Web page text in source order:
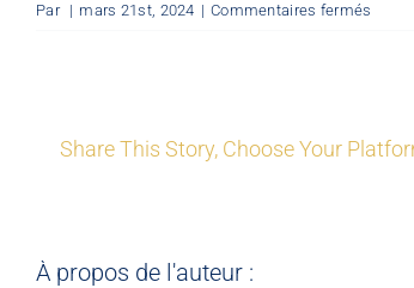
Par | mars 21st, 2024 | Commentaires fermés
Share This Story, Choose Your
À propos de l'auteur :